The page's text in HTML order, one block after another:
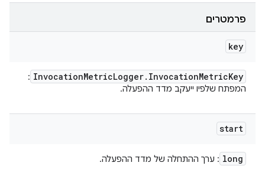
פרמטרים
key
InvocationMetricLogger. InvocationMetricKey
:
המפתח שלפיו ייעקב מדד ההפעלה.
start
long : ערך ההתחלה של מדד ההפעלה.